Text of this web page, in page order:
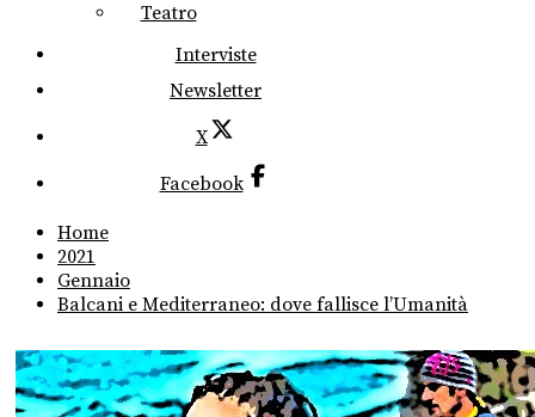
Teatro
Interviste
Newsletter
X
Facebook
Home
2021
Gennaio
Balcani e Mediterraneo: dove fallisce l’Umanità